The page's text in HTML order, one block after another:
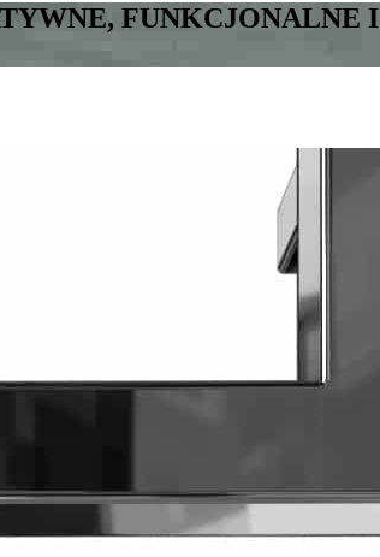
FUNKCJONALNE I